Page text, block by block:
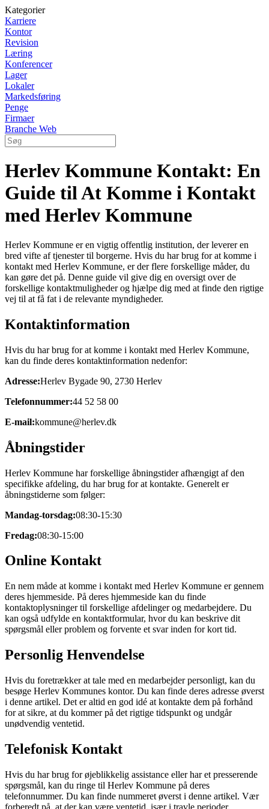
Kategorier
Karriere
Kontor
Revision
Læring
Konferencer
Lager
Lokaler
Markedsføring
Penge
Firmaer
Branche Web
Herlev Kommune Kontakt: En
Guide til At Komme i Kontakt
med Herlev Kommune
Herlev Kommune er en vigtig offentlig institution, der leverer en
bred vifte af tjenester til borgerne. Hvis du har brug for at komme i
kontakt med Herlev Kommune, er der flere forskellige måder, du
kan gøre det på. Denne guide vil give dig en oversigt over de
forskellige kontaktmuligheder og hjælpe dig med at finde den rigtige
vej til at få fat i de relevante myndigheder.
Kontaktinformation
Hvis du har brug for at komme i kontakt med Herlev Kommune,
kan du finde deres kontaktinformation nedenfor:
Adresse:Herlev Bygade 90, 2730 Herlev
Telefonnummer:44 52 58 00
E-mail:kommune@herlev.dk
Åbningstider
Herlev Kommune har forskellige åbningstider afhængigt af den
specifikke afdeling, du har brug for at kontakte. Generelt er
åbningstiderne som følger:
Mandag-torsdag:08:30-15:30
Fredag:08:30-15:00
Online Kontakt
En nem måde at komme i kontakt med Herlev Kommune er gennem
deres hjemmeside. På deres hjemmeside kan du finde
kontaktoplysninger til forskellige afdelinger og medarbejdere. Du
kan også udfylde en kontaktformular, hvor du kan beskrive dit
spørgsmål eller problem og forvente et svar inden for kort tid.
Personlig Henvendelse
Hvis du foretrækker at tale med en medarbejder personligt, kan du
besøge Herlev Kommunes kontor. Du kan finde deres adresse øverst
i denne artikel. Det er altid en god idé at kontakte dem på forhånd
for at sikre, at du kommer på det rigtige tidspunkt og undgår
unødvendig ventetid.
Telefonisk Kontakt
Hvis du har brug for øjeblikkelig assistance eller har et presserende
spørgsmål, kan du ringe til Herlev Kommune på deres
telefonnummer. Du kan finde nummeret øverst i denne artikel. Vær
forberedt på, at der kan være ventetid, især i travle perioder.